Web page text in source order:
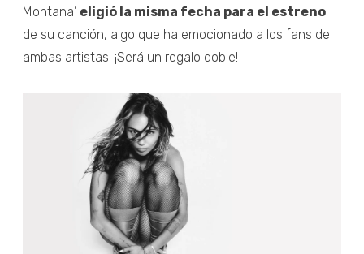
Montana’ eligió la misma fecha para el estreno
de su canción, algo que ha emocionado a los fans de
ambas artistas. ¡Será un regalo doble!